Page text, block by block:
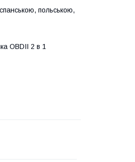
польською,
OBDII 2 в 1